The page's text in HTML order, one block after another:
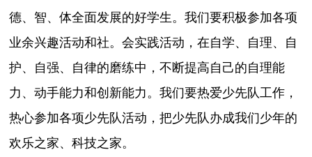
德、智、体全面发展的好学生。我们要积极参加各项
业余兴趣活动和社。会实践活动，在自学、自理、自
护、自强、自律的磨练中，不断提高自己的自理能
力、动手能力和创新能力。我们要热爱少先队工作，
热心参加各项少先队活动，把少先队办成我们少年的
欢乐之家、科技之家。